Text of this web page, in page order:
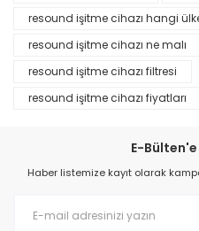
resound işitme cihazı hangi
resound işitme cihazı ne malı
resound işitme cihazı filtresi
resound işitme cihazı fiyatları
E-Bülten'e
Haber listemize kayıt olarak